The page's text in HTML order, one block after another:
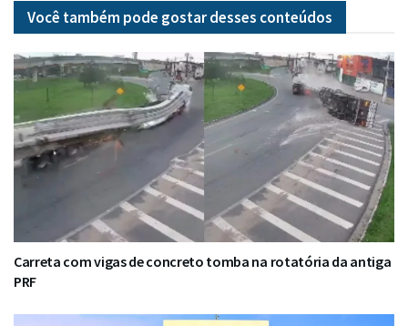
Você também pode gostar desses conteúdos
Carreta com vigas de concreto tomba na rotatória da antiga
PRF